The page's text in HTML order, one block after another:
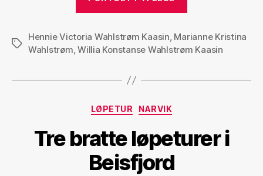
Stikkord
Hennie Victoria Wahlstrøm Kaasin, Marianne Kristina
Wahlstrøm,Willia Konstanse Wahlstrøm Kaasin
Kategorier
LØPETUR NARVIK
Tre bratte løpeturer i
Beisfjord